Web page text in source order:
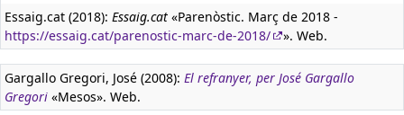
Essaig.cat (2018): Essaig.cat «Parenòstic. Març de 2018 -
https://essaig.cat/parenostic-marc-de-2018/
». Web.
Gargallo Gregori, José (2008): El refranyer, per José Gargallo
Gregori «Mesos». Web.